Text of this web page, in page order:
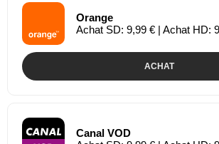
Orange
Achat SD: 9,99 € | Achat HD:
ACHAT
Canal VOD